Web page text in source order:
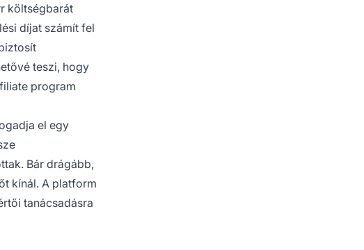
költségbarát
díjat számít fel
teszi, hogy
program
el egy
Bár drágább,
kínál. A platform
tanácsadásra